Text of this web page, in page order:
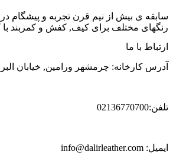
سابقه ی بیش از نیم قرن تجربه و پیشگام
رنگهای مختلف برای کیف, کفش و کمربند با
ارتباط با ما
آدرس کارخانه: چرمشهر ورامین, خیابان البرز, خیابان البرز 1 ,
تلفن:02136770700
ایمیل: info@dalirleather.com